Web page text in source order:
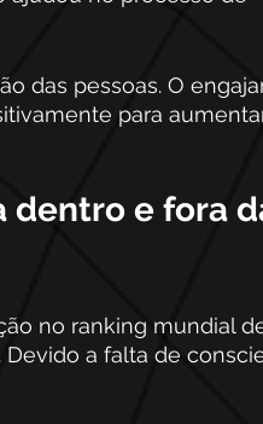
das pessoas. O
para
dentro e fora
no ranking mundial
. Devido a falta de